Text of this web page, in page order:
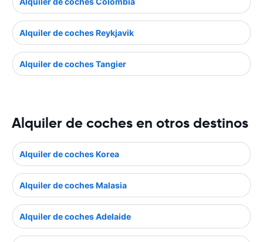
Alquiler de coches Reykjavik
Alquiler de coches Tangier
Alquiler de coches en otros destinos
Alquiler de coches Korea
Alquiler de coches Malasia
Alquiler de coches Adelaide